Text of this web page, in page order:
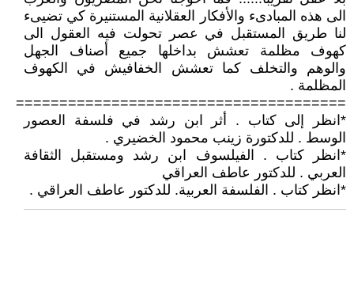
الى هذه المبادىء والأفكار العقلانية المستنيرة كي تضيىء
لنا طريق المستقبل في عصر تحولت فيه العقول الى
كهوف مظلمة تعشش بداخلها جميع أصناف الجهل
والوهم والتخلف كما تعشش الخفافيش في الكهوف
المظلمة .
======================================
*انظر إلى كتاب . أثر ابن رشد في فلسفة العصور
الوسط . للدكتورة زينب محمود الخضيري .
*انظر كتاب . الفيلسوف ابن رشد ومستقبل الثقافة
العربي . للدكتور عاطف العراقي
*انظر كتاب . الفلسفة العربية. للدكتور عاطف العراقي .